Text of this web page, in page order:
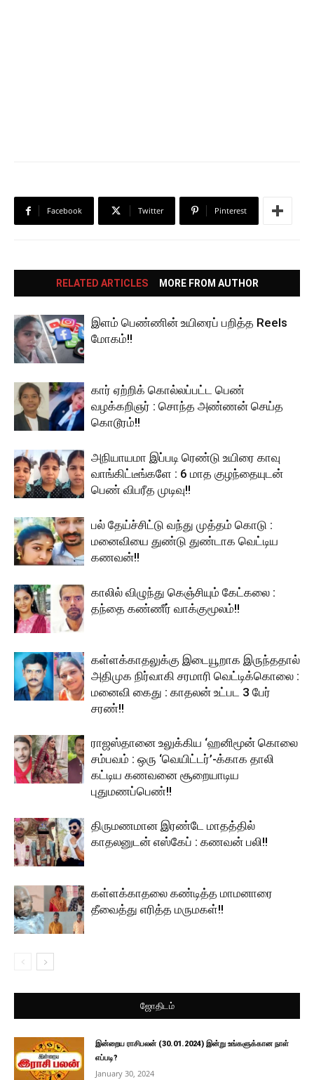
Facebook Twitter Pinterest
RELATED ARTICLES MORE FROM AUTHOR
இளம் பெண்ணின் உயிரைப் பறித்த Reels
மோகம்!!
கார் ஏற்றிக் கொல்லப்பட்ட பெண்
வழக்கறிஞர் : சொந்த அண்ணன் செய்த
கொடூரம்!!
அநியாயமா இப்படி ரெண்டு உயிரை காவு
வாங்கிட்டீங்களே : 6 மாத குழந்தையுடன்
பெண் விபரீத முடிவு!!
பல் தேய்ச்சிட்டு வந்து முத்தம் கொடு :
மனைவியை துண்டு துண்டாக வெட்டிய
கணவன்!!
காலில் விழுந்து கெஞ்சியும் கேட்கலை :
தந்தை கண்ணீர் வாக்குமூலம்!!
கள்ளக்காதலுக்கு இடையூறாக இருந்ததால்
அதிமுக நிர்வாகி சரமாரி வெட்டிக்கொலை :
மனைவி கைது : காதலன் உட்பட 3 பேர்
சரண்!!
ராஜஸ்தானை உலுக்கிய ‘ஹனிமூன் கொலை
சம்பவம் : ஒரு ‘வெயிட்டர்’-க்காக தாலி
கட்டிய கணவனை சூறையாடிய
புதுமணப்பெண்!!
திருமணமான இரண்டே மாதத்தில்
காதலனுடன் எஸ்கேப் : கணவன் பலி!!
கள்ளக்காதலை கண்டித்த மாமனாரை
தீவைத்து எரித்த மருமகள்!!
ஜோதிடம்
இன்றைய ராசிபலன் (30.01.2024) இன்று உங்களுக்கான நாள்
எப்படி?
January 30, 2024